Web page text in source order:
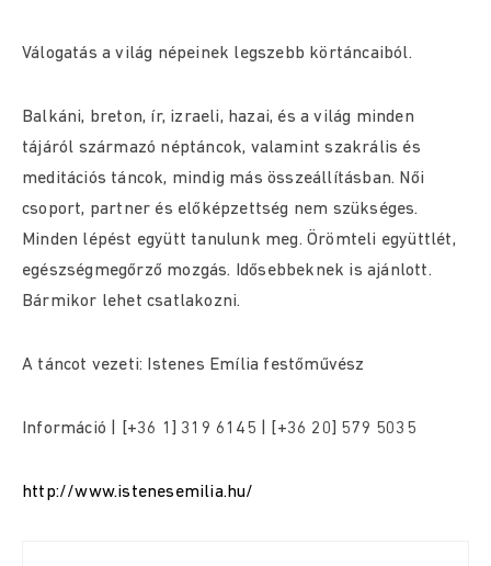
Válogatás a világ népeinek legszebb körtáncaiból.
Balkáni, breton, ír, izraeli, hazai, és a világ minden
tájáról származó néptáncok, valamint szakrális és
meditációs táncok, mindig más összeállításban. Női
csoport, partner és előképzettség nem szükséges.
Minden lépést együtt tanulunk meg. Örömteli együttlét,
egészségmegőrző mozgás. Idősebbeknek is ajánlott.
Bármikor lehet csatlakozni.
A táncot vezeti: Istenes Emília festőművész
Információ | [+36 1] 319 6145 | [+36 20] 579 5035
http://www.istenesemilia.hu/